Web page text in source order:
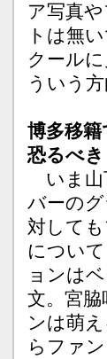
ア写真
トは無
クール
ういう
博多移
恐るべ
いま山
バーの
対して
につい
ョンは
文。宮
ンは萌
らファ